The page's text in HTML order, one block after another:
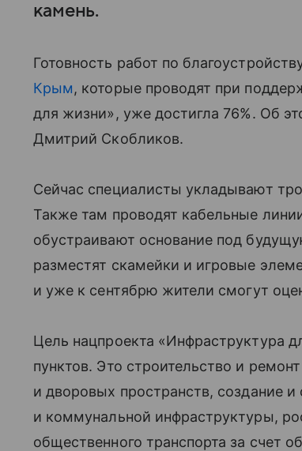
камень.
Готовность работ по
Крым, которые проводят при
для жизни», уже достигла 76%. Об
Дмитрий Скобликов.
Сейчас специалисты укладывают
Также там проводят кабельные
обустраивают основание под
разместят скамейки и игровые
и уже к сентябрю жители смогут
Цель нацпроекта «Инфраструктура
пунктов. Это строительство и
и дворовых пространств, создание
и коммунальной инфраструктуры,
общественного транспорта за счет